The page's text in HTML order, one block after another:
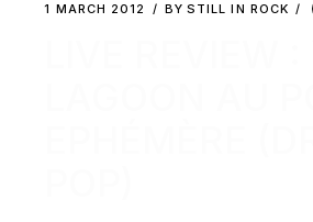
1 MARCH 2012 BY STILL IN ROCK